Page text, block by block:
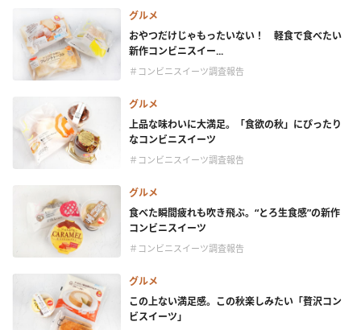
グルメ
おやつだけじゃもったいない！ 軽食で食べたい
新作コンビニスイー...
＃コンビニスイーツ調査報告
グルメ
上品な味わいに大満足。「食欲の秋」にぴったり
なコンビニスイーツ
＃コンビニスイーツ調査報告
グルメ
食べた瞬間疲れも吹き飛ぶ。“とろ生食感”の新作
コンビニスイーツ
＃コンビニスイーツ調査報告
グルメ
この上ない満足感。この秋楽しみたい「贅沢コン
ビスイーツ」